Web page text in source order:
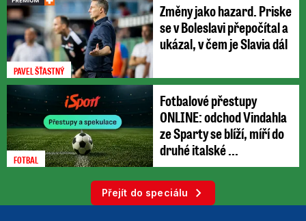
PAVEL ŠŤASTNÝ
Změny jako hazard. Priske
se v Boleslavi přepočítal a
ukázal, v čem je Slavia dál
FOTBAL
Fotbalové přestupy
ONLINE: odchod Vindahla
ze Sparty se blíží, míří do
druhé italské ...
Přejít do speciálu